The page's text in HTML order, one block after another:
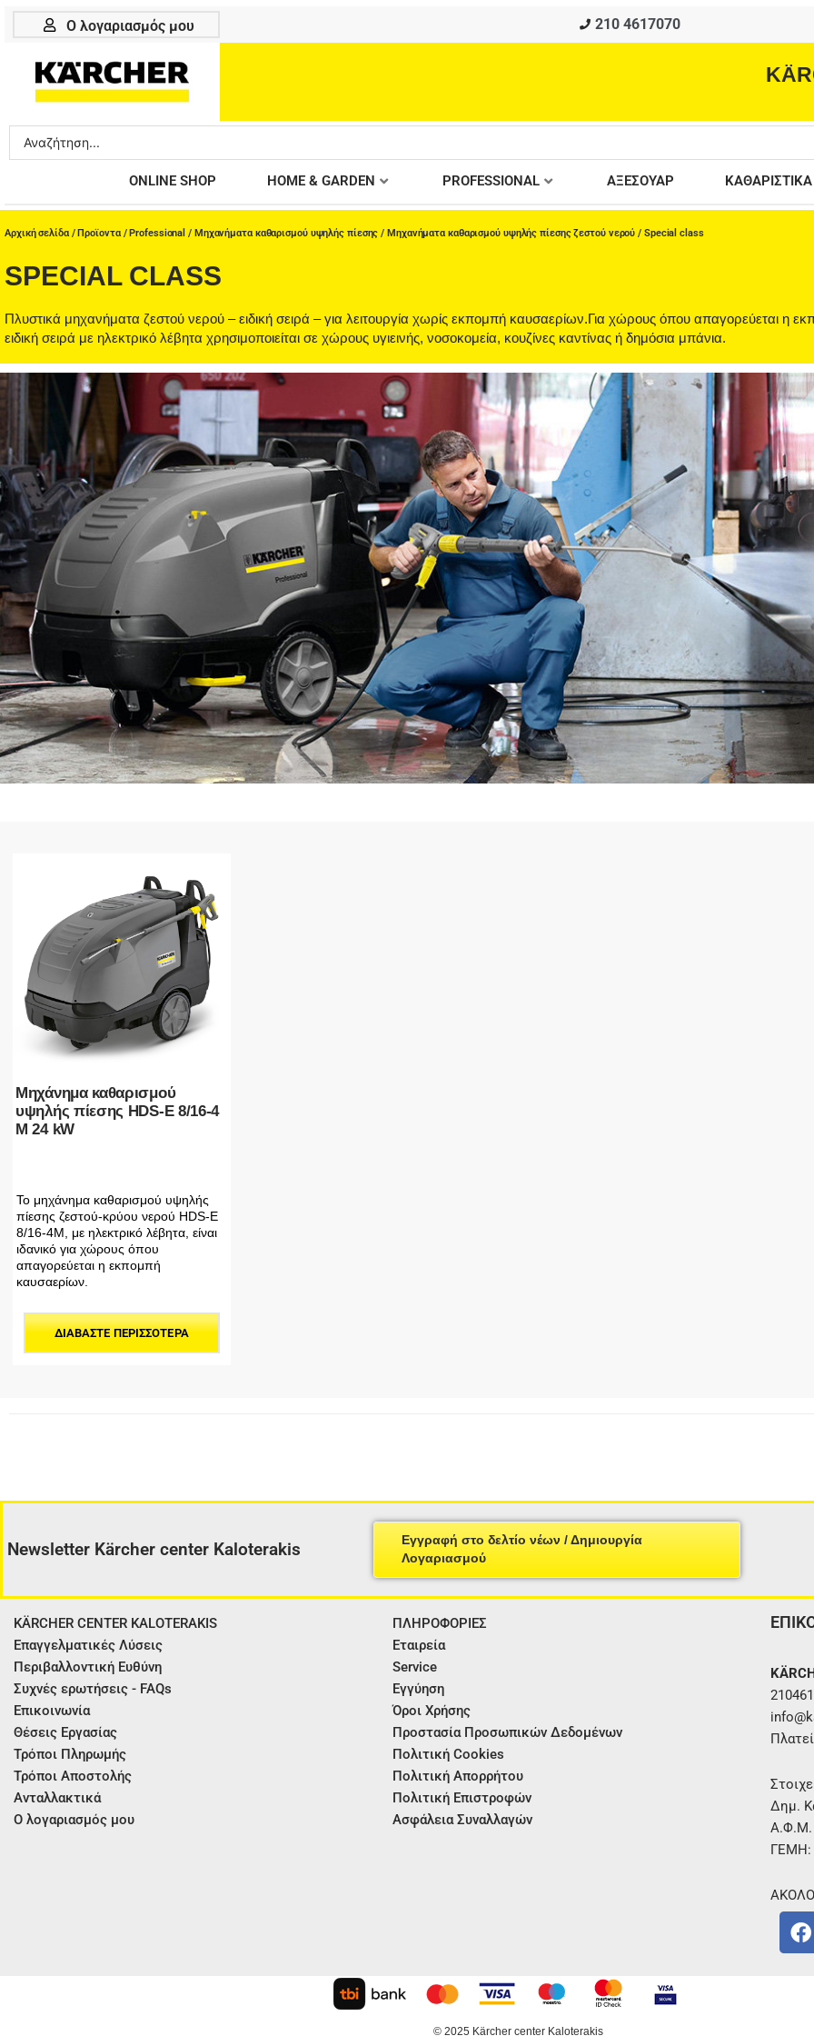
Μετάβαση
Ο λογαριασμός μου 210 4617070
Search
...
ONLINE SHOP HOME & GARDEN PROFESSIONAL ΑΞΕΣΟΥΑΡ ΚΑΘΑΡΙΣΤΙΚΑ
Αρχική σελίδα/ Προϊοντα/ Professional / Μηχανήματα καθαρισμού υψηλής πίεσης / Μηχανήματα καθαρισμού υψηλής πίεσης ζεστού νερού / Special class
SPECIAL CLASS
Πλυστικά μηχανήματα ζεστού νερού – ειδική σειρά – για λειτουργία χωρίς εκπομπή καυσαερίων.Για χώρους όπου απαγορεύεται η
ειδική σειρά με ηλεκτρικό λέβητα χρησιμοποιείται σε χώρους υγιεινής, νοσοκομεία, κουζίνες καντίνας ή δημόσια μπάνια.
Μηχάνημα καθαρισμού
υψηλής πίεσης HDS-E 8/16-4
M 24 kW
Το μηχάνημα καθαρισμού υψηλής
πίεσης ζεστού-κρύου νερού HDS-E
8/16-4M, με ηλεκτρικό λέβητα, είναι
ιδανικό για χώρους όπου
απαγορεύεται η εκπομπή
καυσαερίων.
ΔΙΑΒΆΣΤΕ ΠΕΡΙΣΣΌΤΕΡΑ
Newsletter Kärcher center Kaloterakis
Εγγραφή στο δελτίο νέων / Δημιουργία
Λογαριασμού
KÄRCHER CENTER KALOTERAKIS
Επαγγελματικές Λύσεις
Περιβαλλοντική Ευθύνη
Συχνές ερωτήσεις - FAQs
Επικοινωνία
Θέσεις Εργασίας
Τρόποι Πληρωμής
Τρόποι Αποστολής
Ανταλλακτικά
Ο λογαριασμός μου
ΠΛΗΡΟΦΟΡΙΕΣ
Εταιρεία
Service
Εγγύηση
Όροι Χρήσης
Προστασία Προσωπικών Δεδομένων
Πολιτική Cookies
Πολιτική Απορρήτου
Πολιτική Επιστροφών
Ασφάλεια Συναλλαγών
Δημ.
Α.Φ.Μ.
ΓΕΜΗ:
F
a
© 2025 Kärcher center Kaloterakis